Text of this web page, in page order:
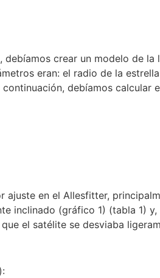
crear un modelo de
eran: el radio de la
debíamos
en el Allesfitter,
inclinado (gráfico 1) (tabla 1)
el satélite se desviaba